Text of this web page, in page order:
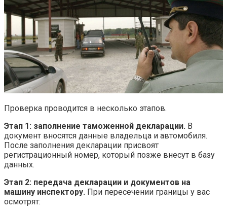
Проверка проводится в несколько этапов.
Этап 1: заполнение таможенной декларации. В
документ вносятся данные владельца и автомобиля.
После заполнения декларации присвоят
регистрационный номер, который позже внесут в базу
данных.
Этап 2: передача декларации и документов на
машину инспектору. При пересечении границы у вас
осмотрят: